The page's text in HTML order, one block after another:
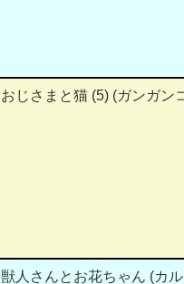
おじさまと猫 (5) (ガンガン
獣人さんとお花ちゃん (カ